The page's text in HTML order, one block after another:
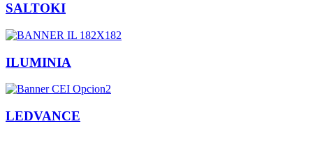
SALTOKI
ILUMINIA
LEDVANCE